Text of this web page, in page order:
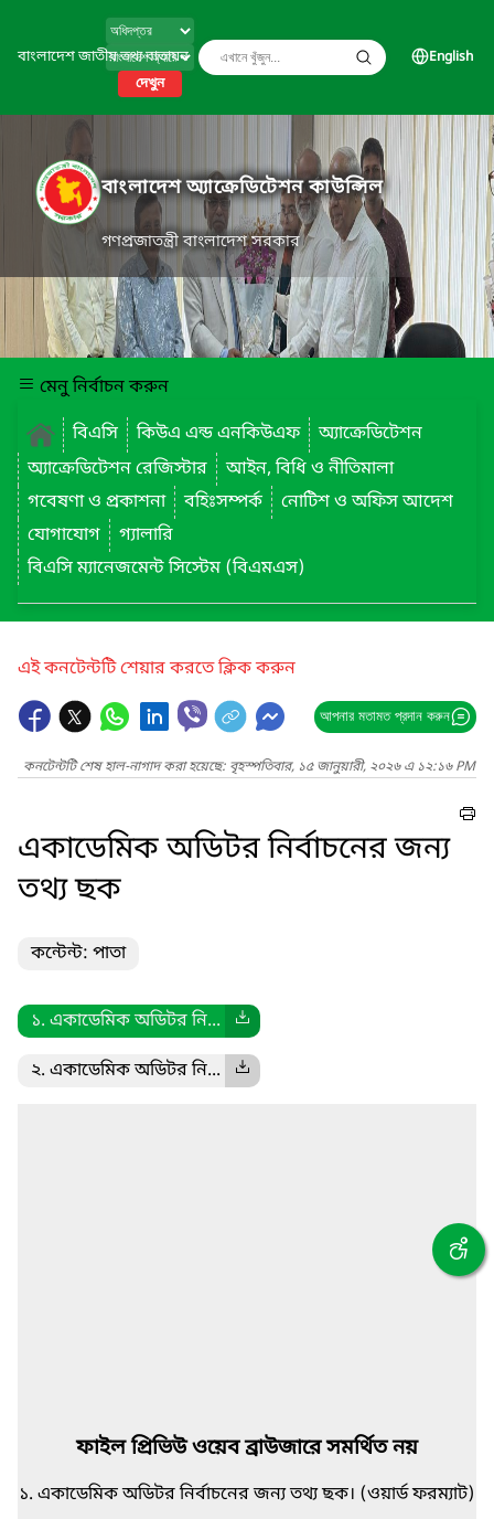
বাংলাদেশ জাতীয় তথ্য বাতায়ন
দেখুন
English
বাংলাদেশ অ্যাক্রেডিটেশন কাউন্সিল
গণপ্রজাতন্ত্রী বাংলাদেশ সরকার
মেনু নির্বাচন করুন
বিএসি
কিউএ এন্ড এনকিউএফ
অ্যাক্রেডিটেশন
অ্যাক্রেডিটেশন রেজিস্টার
আইন, বিধি ও নীতিমালা
গবেষণা ও প্রকাশনা
বহিঃসম্পর্ক
নোটিশ ও অফিস আদেশ
যোগাযোগ
গ্যালারি
বিএসি ম্যানেজমেন্ট সিস্টেম (বিএমএস)
এই কনটেন্টটি শেয়ার করতে ক্লিক করুন
আপনার মতামত প্রদান করুন
কনটেন্টটি শেষ হাল-নাগাদ করা হয়েছে: বৃহস্পতিবার, ১৫ জানুয়ারী, ২০২৬ এ ১২:১৬ PM
একাডেমিক অডিটর নির্বাচনের জন্য
তথ্য ছক
কন্টেন্ট: পাতা
১. একাডেমিক অডিটর নি...
২. একাডেমিক অডিটর নি...
ফাইল প্রিভিউ ওয়েব ব্রাউজারে সমর্থিত নয়
১. একাডেমিক অডিটর নির্বাচনের জন্য তথ্য ছক। (ওয়ার্ড ফরম্যাট)